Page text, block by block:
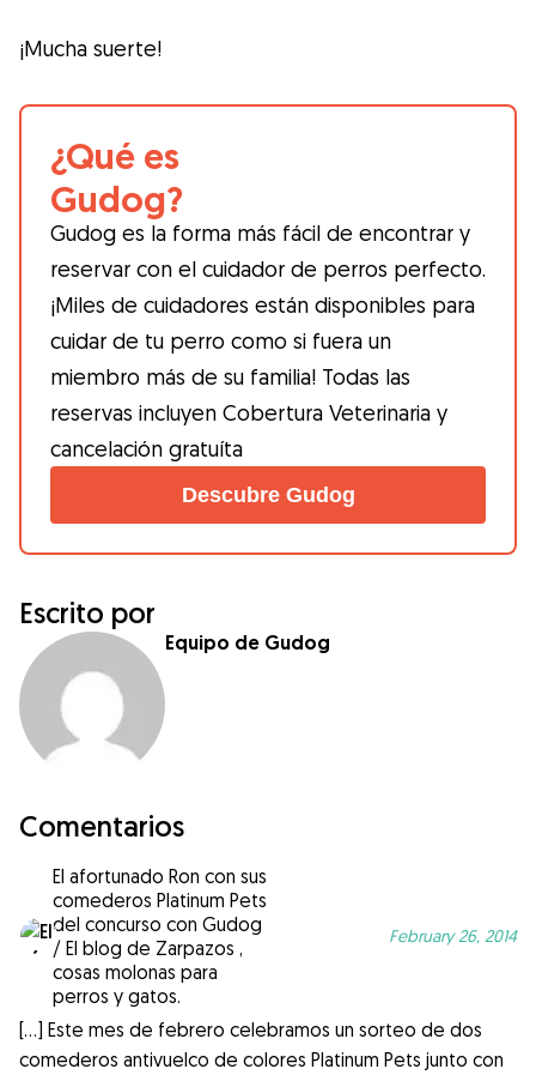
¡Mucha suerte!
¿Qué es
Gudog?
Gudog es la forma más fácil de encontrar y
reservar con el cuidador de perros perfecto.
¡Miles de cuidadores están disponibles para
cuidar de tu perro como si fuera un
miembro más de su familia! Todas las
reservas incluyen Cobertura Veterinaria y
cancelación gratuíta
Descubre Gudog
Escrito por
Equipo de Gudog
Comentarios
El afortunado Ron con sus
comederos Platinum Pets
del concurso con Gudog
/ El blog de Zarpazos ,
cosas molonas para
perros y gatos.
February 26, 2014
[…] Este mes de febrero celebramos un sorteo de dos
comederos antivuelco de colores Platinum Pets junto con